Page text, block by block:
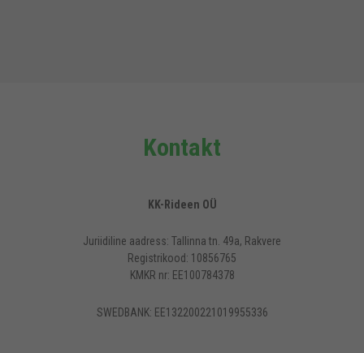
Kontakt
KK-Rideen OÜ
Juriidiline aadress: Tallinna tn. 49a, Rakvere
Registrikood: 10856765
KMKR nr: EE100784378
SWEDBANK: EE132200221019955336